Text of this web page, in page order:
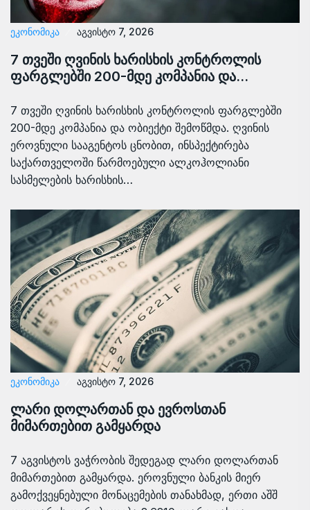
ᲔᲙᲝᲜᲝᲛᲘᲙᲐ აგვისტო 7, 2026
7 თვეში ღვინის ხარისხის კონტროლის
ფარგლებში 200-მდე კომპანია და…
7 თვეში ღვინის ხარისხის კონტროლის ფარგლებში
200-მდე კომპანია და ობიექტი შემოწმდა. ღვინის
ეროვნული სააგენტოს ცნობით, ინსპექტირება
საქართველოში წარმოებული ალკოჰოლიანი
სასმელების ხარისხის…
ᲔᲙᲝᲜᲝᲛᲘᲙᲐ აგვისტო 7, 2026
ლარი დოლართან და ევროსთან
მიმართებით გამყარდა
7 აგვისტოს ვაჭრობის შედეგად ლარი დოლართან
მიმართებით გამყარდა. ეროვნული ბანკის მიერ
გამოქვეყნებული მონაცემების თანახმად, ერთი აშშ